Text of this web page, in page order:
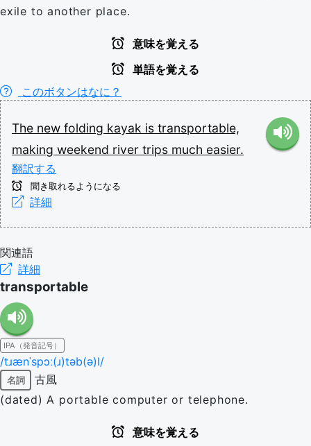
exile to another place.
意味を覚える
単語を覚える
このボタンはなに？
The new folding kayak is transportable,
making weekend river trips much easier.
翻訳する
聞き取れるようになる
詳細
関連語
詳細
transportable
IPA（発音記号）
/tɹænˈspɔː(ɹ)təb(ə)l/
名詞
古風
(dated) A portable computer or telephone.
意味を覚える